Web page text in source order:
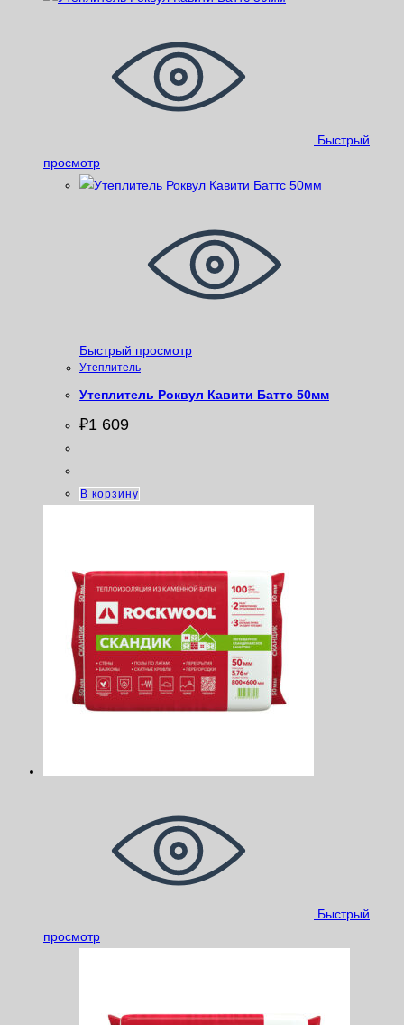
Быстрый
просмотр
Быстрый просмотр
Утеплитель
Утеплитель Роквул Кавити Баттс 50мм
₽1 609
В корзину
Быстрый
просмотр